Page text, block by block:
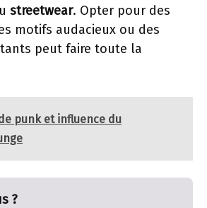
streetwear. Opter pour des
motifs audacieux ou des
peut faire toute la
punk et influence du
?